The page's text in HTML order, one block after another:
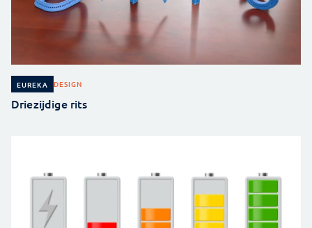
EUREKA DESIGN
Driezijdige rits